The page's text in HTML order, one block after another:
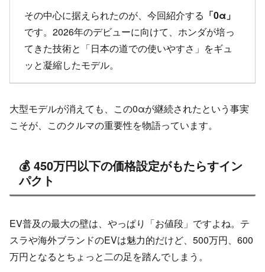
その中心に据えられたのが、今回紹介する 「0α」
です。2026年のデビューに向けて、ホンダが培っ
てきた技術と「日本の道での使いやすさ」をギュ
ッと凝縮したモデル。
大型モデルが消えても、この0αが継続されたという事実
こそが、このクルマの重要性を物語っています。
💰 450万円以下の価格設定がもたらすイン
パクト
EV普及の最大の壁は、やっぱり「お値段」ですよね。テ
スラや海外ブランドのEVは魅力的だけど、500万円、600
万円となるとちょっと二の足を踏んでしまう。